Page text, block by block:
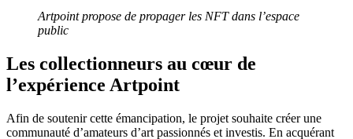
Artpoint propose de propager les NFT dans l’espace
public
Les collectionneurs au cœur de
l’expérience Artpoint
Afin de soutenir cette émancipation, le projet souhaite créer une
communauté d’amateurs d’art passionnés et investis. En acquérant